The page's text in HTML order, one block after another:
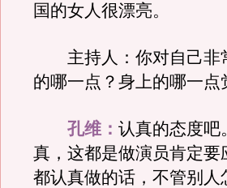
国的女人很漂亮。
主持人：你对自己非
的哪一点？身上的哪一点
孔维： 认真的态度吧
真，这都是做演员肯定
都认真做的话，不管别